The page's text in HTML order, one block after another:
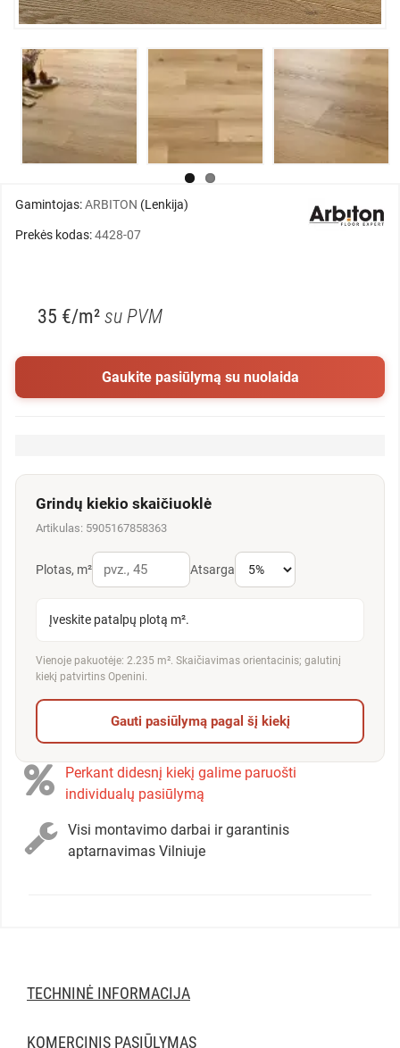
Gamintojas:ARBITON (Lenkija)
Prekės kodas:4428-07
35 €/m² su PVM
Gaukite pasiūlymą su nuolaida
Grindų kiekio skaičiuoklė
Artikulas: 5905167858363
Plotas, m² Atsarga
Įveskite patalpų plotą m².
Vienoje pakuotėje: 2.235 m². Skaičiavimas orientacinis; galutinį
kiekį patvirtins Openini.
Gauti pasiūlymą pagal šį kiekį
Perkant didesnį kiekį galime paruošti
individualų pasiūlymą
Visi montavimo darbai ir garantinis
aptarnavimas Vilniuje
TECHNINĖ INFORMACIJA
KOMERCINIS PASIŪLYMAS